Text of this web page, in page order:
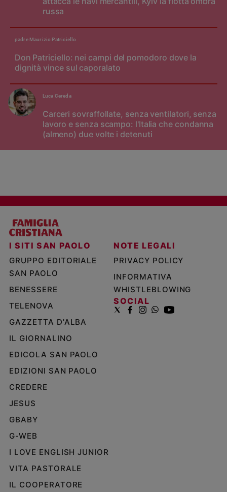
russa
Don Patriciello: nei campi del pomodoro dove la
dignità vince sul caporalato
padre Maurizio Patriciello
Carceri sovraffollate, senza ventilatori, senza
lavoro e senza scampo: l'Italia che condanna
(almeno) due volte i detenuti
Luca Cereda
I SITI SAN PAOLO
GRUPPO EDITORIALE
SAN PAOLO
BENESSERE
TELENOVA
GAZZETTA D'ALBA
IL GIORNALINO
EDICOLA SAN PAOLO
EDIZIONI SAN PAOLO
CREDERE
JESUS
GBABY
G-WEB
I LOVE ENGLISH JUNIOR
VITA PASTORALE
IL COOPERATORE
NOTE LEGALI
PRIVACY POLICY
INFORMATIVA
WHISTLEBLOWING
SOCIAL